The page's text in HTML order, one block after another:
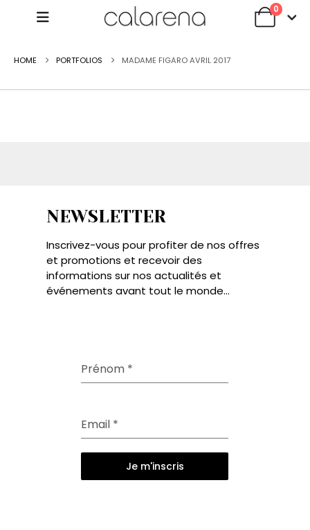
0
HOME PORTFOLIOS MADAME FIGARO AVRIL 2017
NEWSLETTER
Inscrivez-vous pour profiter de nos offres
et promotions et recevoir des
informations sur nos actualités et
événements avant tout le monde...
Prénom *
Email *
Je m'inscris